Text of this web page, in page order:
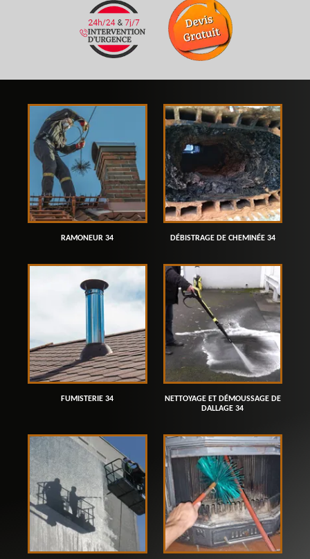
RAMONEUR 34 DÉBISTRAGE DE CHEMINÉE 34
FUMISTERIE 34
NETTOYAGE ET DÉMOUSSAGE DE
DALLAGE 34